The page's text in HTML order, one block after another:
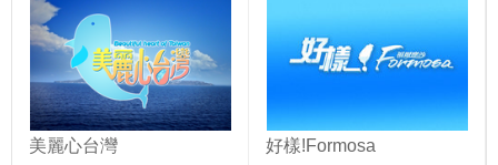
美麗心台灣 好樣!Formosa